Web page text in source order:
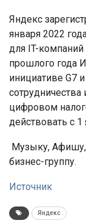
Яндекс
января 2022
для IT-компаний
прошлого года
инициативе G7
цифровом
действовать с 1
Музыку,
бизнес-группу.
Источник
Яндекс